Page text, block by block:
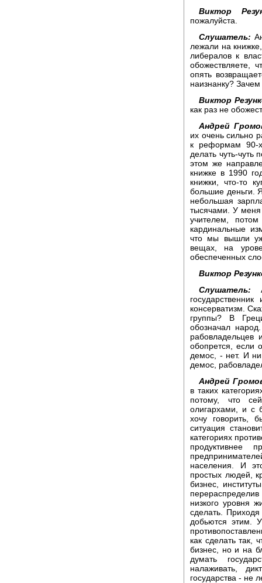
Виктор
пожалуйста.
Слушатель:
лежали на
либералов к
обожествляете,
опять
наизнанку? Зачем
Виктор
как раз не
Андрей
их очень сильно
к реформам 90-
делать чуть-чуть
этом же
книжке в 1990
книжки, что-то
большие деньги.
небольшая
тысячами. У
учителем,
кардинальные
что мы вышли
вещах, на
обеспеченных
Виктор
Слушатель:
консерватизм.
группы? В
обозначал
рабовладельцев
обопрется, если
демос, - нет. И
демос,
Андрей
в таких
потому, что
олигархами, и с
хочу говорить,
ситуация
категориях
продуктивнее
населения. И
простых людей,
бизнес,
низкого уровня
сделать.
добьются этим.
как сделать так,
бизнес, но и на
думать
налаживать,
государства - не